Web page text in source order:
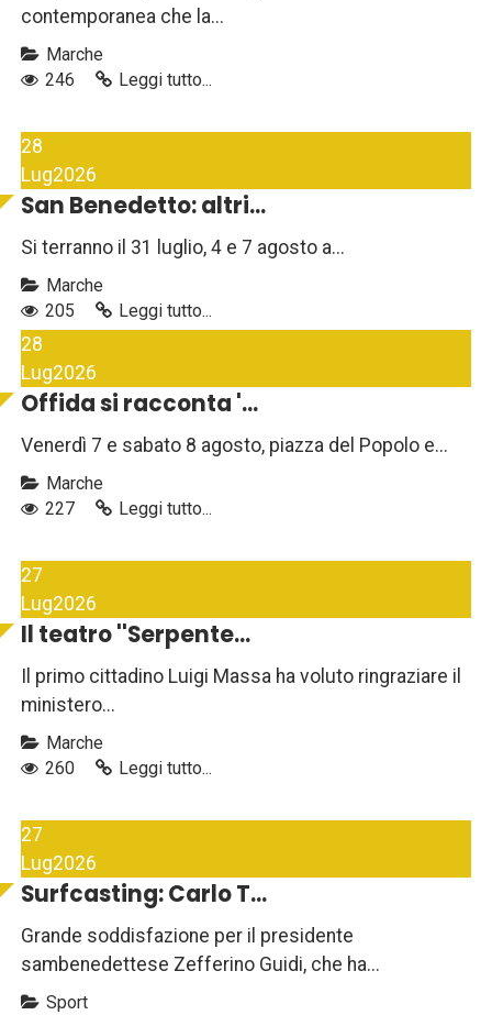
contemporanea che la...
Marche
246
Leggi tutto...
28
Lug2026
San Benedetto: altri...
Si terranno il 31 luglio, 4 e 7 agosto a...
Marche
205
Leggi tutto...
28
Lug2026
Offida si racconta '...
Venerdì 7 e sabato 8 agosto, piazza del Popolo e...
Marche
227
Leggi tutto...
27
Lug2026
Il teatro ''Serpente...
Il primo cittadino Luigi Massa ha voluto ringraziare il
ministero...
Marche
260
Leggi tutto...
27
Lug2026
Surfcasting: Carlo T...
Grande soddisfazione per il presidente
sambenedettese Zefferino Guidi, che ha...
Sport